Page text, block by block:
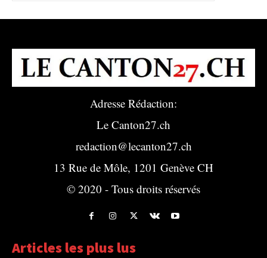
Adresse Rédaction:
Le Canton27.ch
redaction@lecanton27.ch
13 Rue de Môle, 1201 Genève CH
© 2020 - Tous droits réservés
Articles les plus lus